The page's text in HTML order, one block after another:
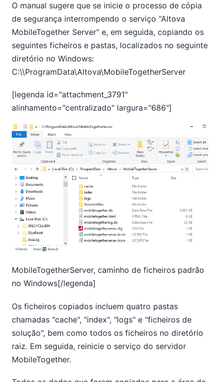
O manual sugere que se inicie o processo de cópia
de segurança interrompendo o serviço "Altova
MobileTogether Server" e, em seguida, copiando os
seguintes ficheiros e pastas, localizados no seguinte
diretório no Windows:
C:\\ProgramData\Altova\MobileTogetherServer
[legenda id="attachment_3791"
alinhamento="centralizado" largura="686"]
MobileTogetherServer, caminho de ficheiros padrão
no Windows[/legenda]
Os ficheiros copiados incluem quatro pastas
chamadas "cache", "index", "logs" e "ficheiros de
solução", bem como todos os ficheiros no diretório
raiz. Em seguida, reinicie o serviço do servidor
MobileTogether.